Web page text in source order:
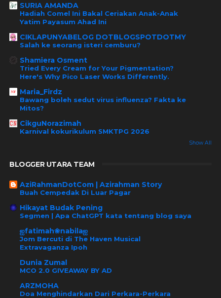
SURIA AMANDA
Hadiah Comel Ini Bakal Ceriakan Anak-Anak
Yatim Payasum Ahad Ini
CIKLAPUNYABELOG DOTBLOGSPOTDOTMY
Salah ke seorang isteri cemburu?
Shamiera Osment
Tried Every Cream for Your Pigmentation?
Here's Why Pico Laser Works Differently.
Maria_Firdz
Bawang boleh sedut virus influenza? Fakta ke
Mitos?
CikguNorazimah
Karnival kokurikulum SMKTPG 2026
Show All
BLOGGER UTARA TEAM
AziRahmanDotCom | Azirahman Story
Buah Cempedak Di Luar Pagar
Hikayat Budak Pening
Segmen | Apa ChatGPT kata tentang blog saya
ஐfatimah❀nabilaஐ
Jom Bercuti di The Haven Musical
Extravaganza Ipoh
Dunia Zumal
MCO 2.0 GIVEAWAY BY AD
ARZMOHA
Doa Menghindarkan Dari Perkara-Perkara